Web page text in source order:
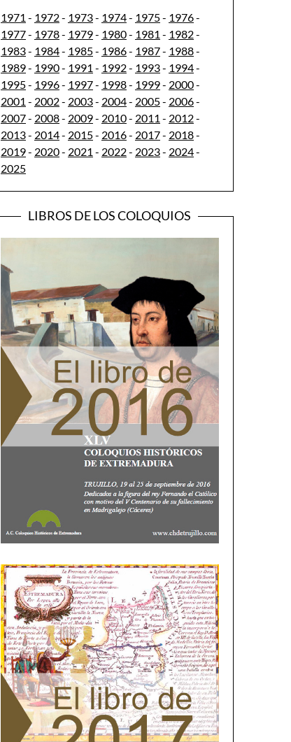
1971 - 1972- 1973- 1974- 1975- 1976-
1977- 1978- 1979- 1980- 1981 - 1982-
1983- 1984- 1985- 1986- 1987- 1988-
1989- 1990- 1991 - 1992- 1993- 1994-
1995- 1996- 1997- 1998- 1999- 2000-
2001 - 2002- 2003- 2004- 2005- 2006-
2007- 2008- 2009- 2010- 2011 - 2012-
2013- 2014- 2015- 2016- 2017- 2018-
2019- 2020- 2021 - 2022- 2023- 2024-
2025
LIBROS DE LOS COLOQUIOS